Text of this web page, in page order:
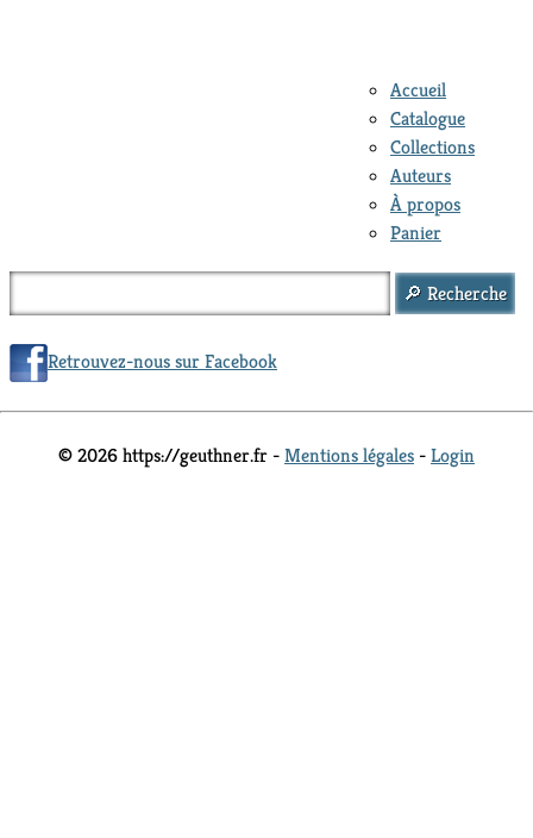
Accueil
Catalogue
Collections
Auteurs
À propos
Panier
Retrouvez-nous sur Facebook
© 2026 https://geuthner.fr -Mentions légales -Login